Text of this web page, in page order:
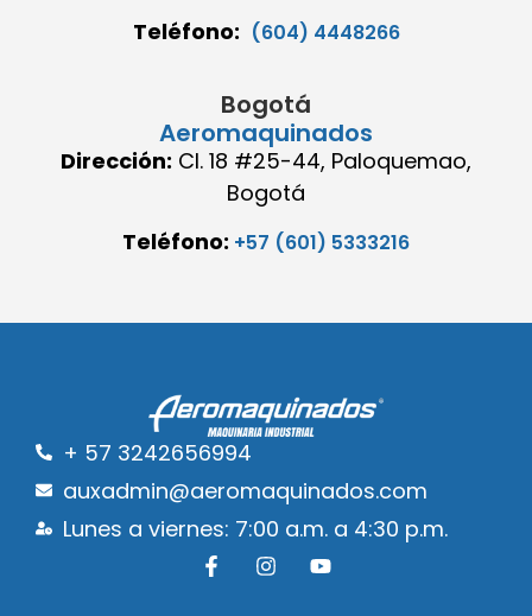
Teléfono: (604) 4448266
Bogotá
Aeromaquinados
Dirección: Cl. 18 #25-44, Paloquemao,
Bogotá
Teléfono: +57 (601) 5333216
+ 57 3242656994
auxadmin@aeromaquinados.com
Lunes a viernes: 7:00 a.m. a 4:30 p.m.